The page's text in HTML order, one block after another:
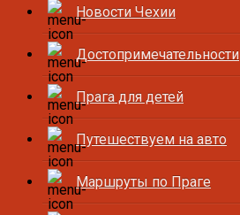
Новости Чехии
Достопримечательности
Прага для детей
Путешествуем на авто
Маршруты по Праге